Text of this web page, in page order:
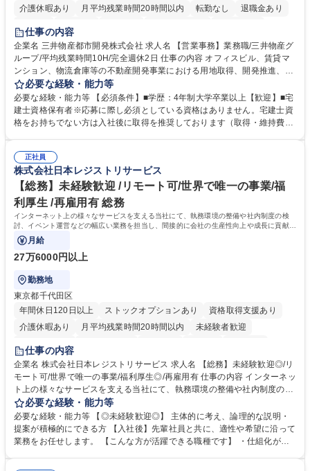
介護休暇あり
月平均残業時間20時間以内 転勤なし
退職金あり
在宅OK
賞与あり
駅近5分以内
土日祝休み 寮・社宅あり
仕事の内容
企業名 三井物産都市開発株式会社 求人名 【営業事務】業務職/三井物産グ
ループ/平均残業時間10H/完全週休2日 仕事の内容 オフィスビル、賃貸マ
ンション、物流倉庫等の不動産開発事業における用地取得、開発推進、賃
貸運営、売却、仲介・活用提案等を行う営業部門において事務業務を担当
いただきます。 【詳細】・契約書管理、契約書製本、捺印対応、ファイリ
ング、登記簿取得、調書取得・支払業務（各種費用支払、支払管理、請
求・支払データ登録、取引先マスター申請対応）・予算作成及び予実管
の他に担当頂く業務が発生する場合があります。 募集職種 【営業事務】
業務職/三井物産グループ/平均残業時間10H/完全週休2日
必要な経験・能力等
必要な経験・能力等 【必須条件】■学歴：4年制大学卒業以上【歓迎】■宅
建士資格保有者※応募に際し必須としている資格はありません。宅建士資
格をお持ちでない方は入社後に取得を推奨しております（取得・維持費用
ション力がある方。 ・チャレンジを厭わず、粘り強く業務に取り組める
方。多様な関係者と謙虚に信頼関係を構築でき、期限を意識したスケジュ
ール管理が出来る方。※将来的に他部署（営業部門、コーポレート部門）
へのジョブローテーションの可能性があります。 学歴・資格 学歴：大学
院 大学 語学力： 資格：宅地建物取引士
正社員
株式会社日本レジストリサービス
【総務】未経験歓迎 /リモート可/世界で唯一の事業/福
利厚生 /再雇用有 総務
インターネット上の様々なサービスを支える当社にて、執務環境の整備や社内制度の検
討、イベント運営などの幅広い業務を担当し、間接的に会社の生産性向上や成長に貢献し
ている部署です。
月給
27万6000円以上
勤務地
東京都千代田区
年間休日120日以上
ストックオプションあり
資格取得支援あり
介護休暇あり
月平均残業時間20時間以内
未経験者歓迎
住宅手当あり
完全週休2日制
交通費支給 駅近5分以内 土日祝休み 服装自由
仕事の内容
企業名 株式会社日本レジストリサービス 求人名 【総務】未経験歓迎◎/リ
モート可/世界で唯一の事業/福利厚生◎/再雇用有 仕事の内容 インターネッ
ト上の様々なサービスを支える当社にて、執務環境の整備や社内制度の検
討、イベント運営などの幅広い業務を担当し、間接的に会社の生産性向上
や成長に貢献している部署です。 会社の全メンバーが安心して長く成果を
発揮できる環境を整えるために、毎日のメンテナンスや維持管理に加え、
新たな施策検討を積極的に行っていただき、会社全体を巻き込み課題解決
必要な経験・能力等
必要な経験・能力等 【◎未経験歓迎◎】 主体的に考え、論理的な説明・
提案が積極的にできる方 【入社後】先輩社員と共に、適性や希望に沿って
業務をお任せします。 【こんな方が活躍できる職種です】 ・仕組化が好